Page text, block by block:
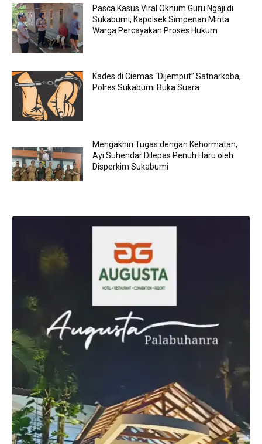
Pasca Kasus Viral Oknum Guru Ngaji di
Sukabumi, Kapolsek Simpenan Minta
Warga Percayakan Proses Hukum
Kades di Ciemas “Dijemput” Satnarkoba,
Polres Sukabumi Buka Suara
Mengakhiri Tugas dengan Kehormatan,
Ayi Suhendar Dilepas Penuh Haru oleh
Disperkim Sukabumi